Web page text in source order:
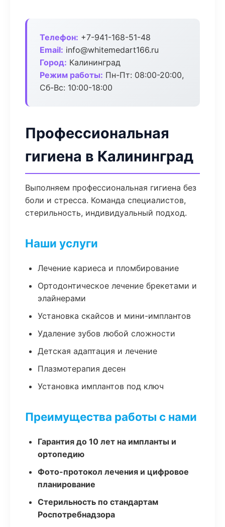
Телефон: +7-941-168-51-48
Email: info@whitemedart166.ru
Город: Калининград
Режим работы: Пн-Пт: 08:00-20:00,
Сб-Вс: 10:00-18:00
Профессиональная
гигиена в Калининград
Выполняем профессиональная гигиена без
боли и стресса. Команда специалистов,
стерильность, индивидуальный подход.
Наши услуги
Лечение кариеса и пломбирование
Ортодонтическое лечение брекетами и
элайнерами
Установка скайсов и мини-имплантов
Удаление зубов любой сложности
Детская адаптация и лечение
Плазмотерапия десен
Установка имплантов под ключ
Преимущества работы с нами
Гарантия до 10 лет на импланты и
ортопедию
Фото-протокол лечения и цифровое
планирование
Стерильность по стандартам
Роспотребнадзора